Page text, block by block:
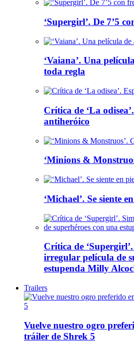
‘Supergirl’. De 7’5
‘Vaiana’. Una
toda regla
Crítica de ‘La
antiheróico
‘Minions &
‘Michael’. Se siente
Crítica de
irregular película de
estupenda Milly
Trailers
Vuelve nuestro ogro
tráiler de Shrek 5